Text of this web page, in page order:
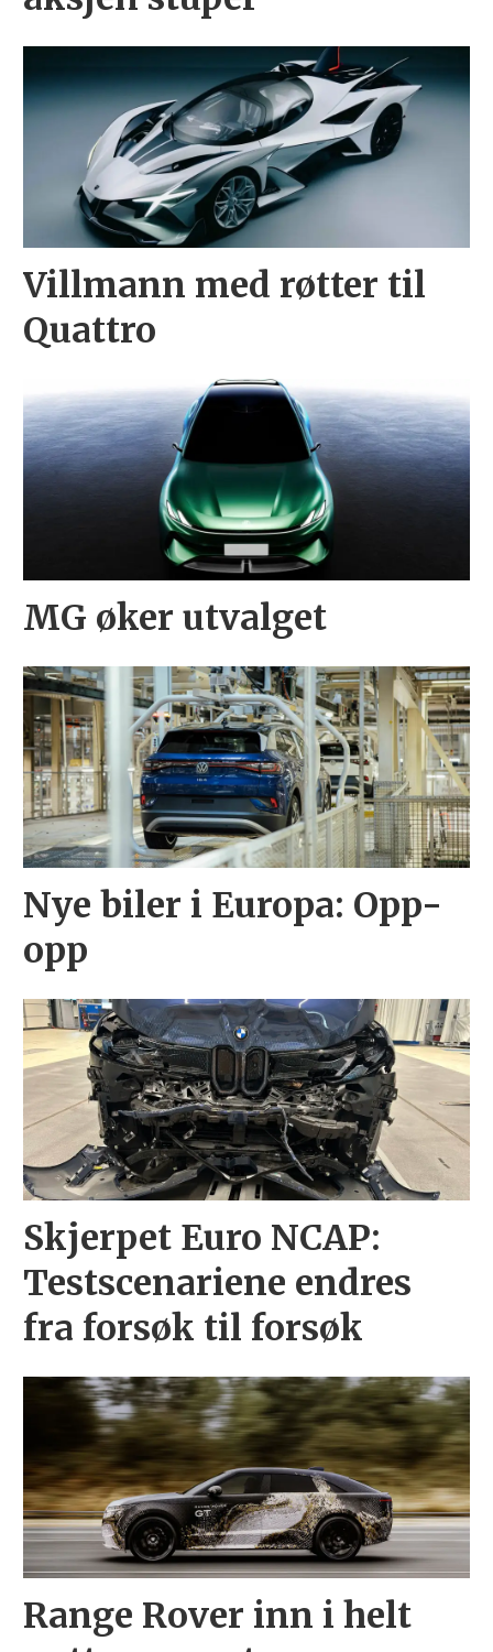
Villmann med røtter til
Quattro
MG øker utvalget
Nye biler i Europa: Opp-
opp
Skjerpet Euro NCAP:
Testscenariene endres
fra forsøk til forsøk
Range Rover inn i helt